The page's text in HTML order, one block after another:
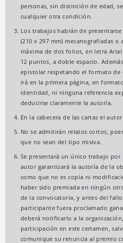
personas, sin distinción de edad,
cualquier otra condición.
Los trabajos habrán de
(210 x 297 mm) mecanografiadas
máxima de dos folios, en letra
12 puntos, a doble espacio.
epistolar respetando el formato
irá en la primera página, en
identidad, ni ninguna referencia
deducirse claramente la autoría.
En la cabecera de las cartas el
No se admitirán relatos cortos,
que no sean del tipo misiva.
Se presentará un único trabajo por
autor garantizará la autoría de la
como que no es copia ni
haber sido premiada en ningún
de la convocatoria, y antes del
participante fuera proclamado
deberá notificarlo a la
participación en este certamen,
comunique su renuncia al premio